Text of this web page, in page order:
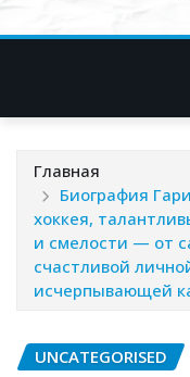
Главная
Биография
хоккея,
и смелости — от
счастливой
исчерпывающей
UNCATEGORISED